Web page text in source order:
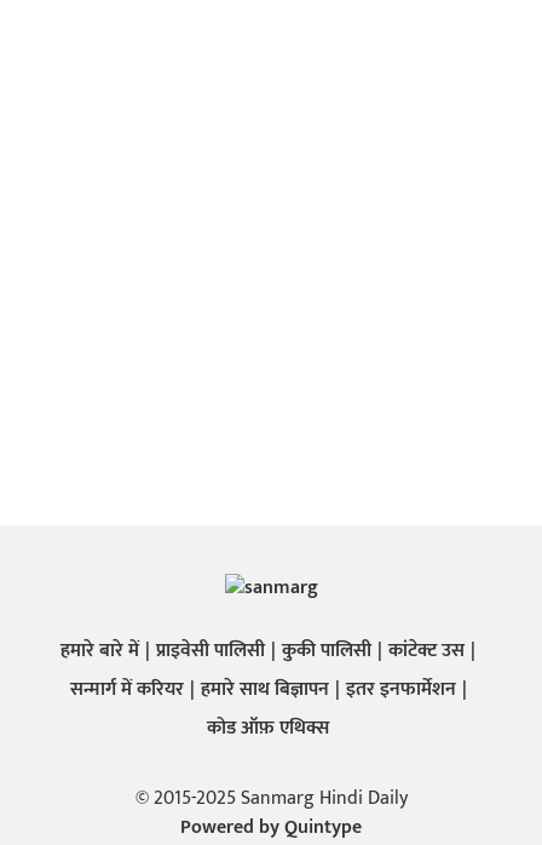
हमारे बारे में प्राइवेसी पालिसी कुकी पालिसी कांटेक्ट उस
सन्मार्ग में करियर हमारे साथ बिज्ञापन इतर इनफार्मेशन
कोड ऑफ़ एथिक्स
© 2015-2025 Sanmarg Hindi Daily
Powered byQuintype